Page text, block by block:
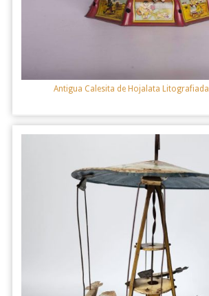
Antigua Calesita de Hojalata Litografiada